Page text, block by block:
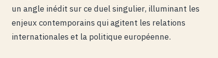
un angle inédit sur ce duel singulier, illuminant les
enjeux contemporains qui agitent les relations
internationales et la politique européenne.